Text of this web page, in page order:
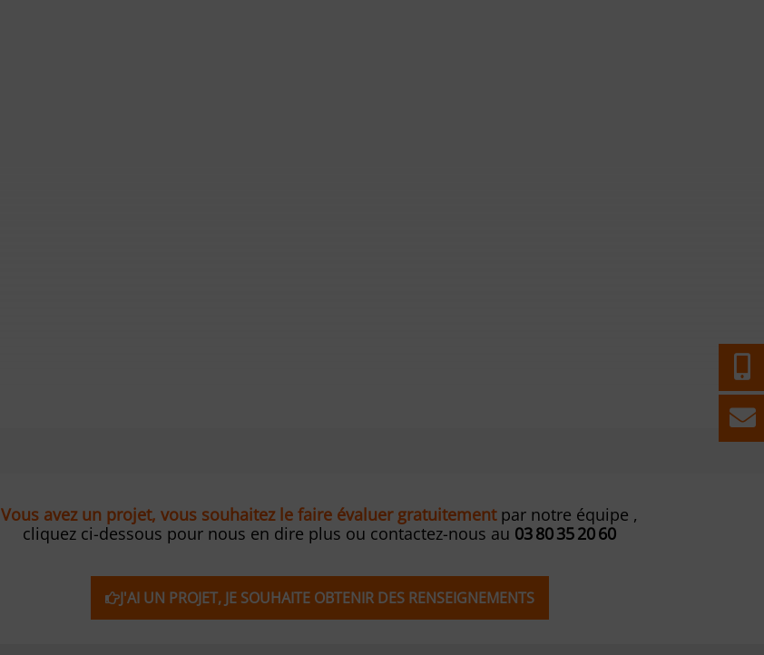
Vous avez un projet, vous souhaitez le faire évaluer gratuitementpar notre équipe ,
cliquez ci-dessous pour nous en dire plus ou contactez-nous au 03 80 35 20 60
J'AI UN PROJET, JE SOUHAITE OBTENIR DES RENSEIGNEMENTS